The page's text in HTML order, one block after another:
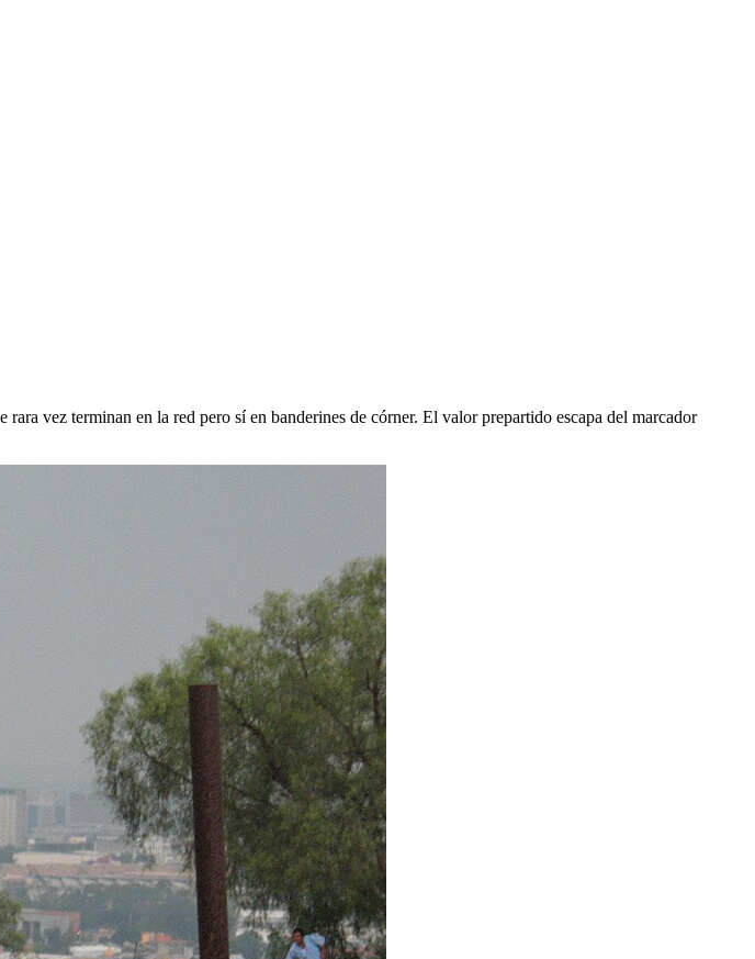
vez terminan en la red pero sí en banderines de córner. El valor prepartido escapa del marcador